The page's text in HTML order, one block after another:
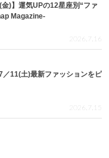
)】運気UPの12星座別“ファ
Magazine-
2026.7.16
／11(土)最新ファッションをピ
2026.7.15